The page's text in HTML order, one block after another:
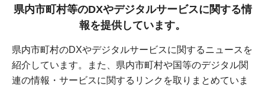
県内市町村等のDXやデジタルサービスに関する情
報を提供しています。
県内市町村のDXやデジタルサービスに関するニュースを
紹介しています。また、県内市町村や国等のデジタル関
連の情報・サービスに関するリンクを取りまとめていま